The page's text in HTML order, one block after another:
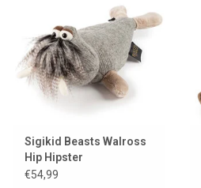
Sigikid Beasts Walross
Hip Hipster
€54,99